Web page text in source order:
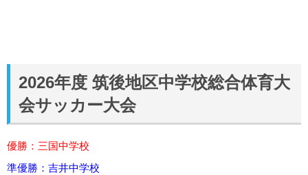
2026年度 筑後地区中学校総合体育大
会サッカー大会
優勝：三国中学校
準優勝：吉井中学校